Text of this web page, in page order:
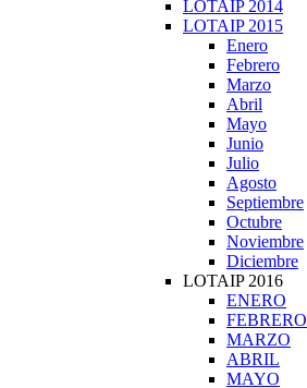
LOTAIP 2014
LOTAIP 2015
Enero
Febrero
Marzo
Abril
Mayo
Junio
Julio
Agosto
Septiembre
Octubre
Noviembre
Diciembre
LOTAIP 2016
ENERO
FEBRERO
MARZO
ABRIL
MAYO